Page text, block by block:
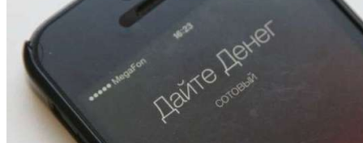
Покушение на убийство в Волгограде: девушка
напала на незнакомую женщину с ножом
12:39
Сладкий праздник в Волгограде: в Центральном
парке прошёл фестиваль „Арбузный переполох“